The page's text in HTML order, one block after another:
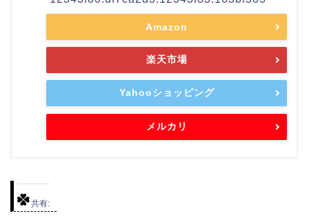
Amazon
楽天市場
Yahooショッピング
メルカリ
共有: